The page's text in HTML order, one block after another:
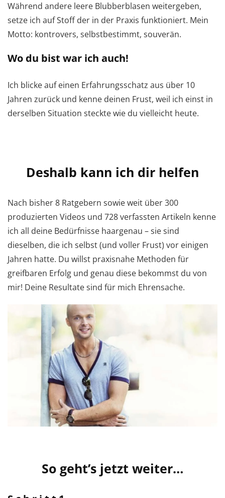
Während andere leere Blubberblasen weitergeben,
setze ich auf Stoff der in der Praxis funktioniert. Mein
Motto: kontrovers, selbstbestimmt, souverän.
Wo du bist war ich auch!
Ich blicke auf einen Erfahrungsschatz aus über 10
Jahren zurück und kenne deinen Frust, weil ich einst in
derselben Situation steckte wie du vielleicht heute.
Deshalb kann ich dir helfen
Nach bisher 8 Ratgebern sowie weit über 300
produzierten Videos und 728 verfassten Artikeln kenne
ich all deine Bedürfnisse haargenau – sie sind
dieselben, die ich selbst (und voller Frust) vor einigen
Jahren hatte. Du willst praxisnahe Methoden für
greifbaren Erfolg und genau diese bekommst du von
mir! Deine Resultate sind für mich Ehrensache.
So geht’s jetzt weiter…